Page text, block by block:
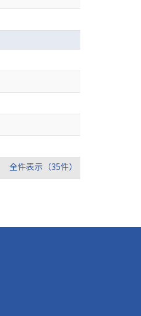
全件表示（35件）